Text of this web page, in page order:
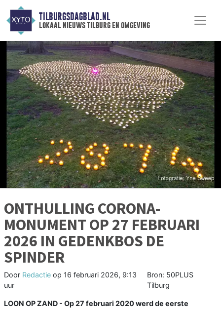
TILBURGSDAGBLAD.NL
lokaal nieuws tilburg en omgeving
ONTHULLING CORONA-
MONUMENT OP 27 FEBRUARI
2026 IN GEDENKBOS DE
SPINDER
Door Redactie op 16 februari 2026, 9:13
uur
Bron: 50PLUS
Tilburg
LOON OP ZAND - Op 27 februari 2020 werd de eerste